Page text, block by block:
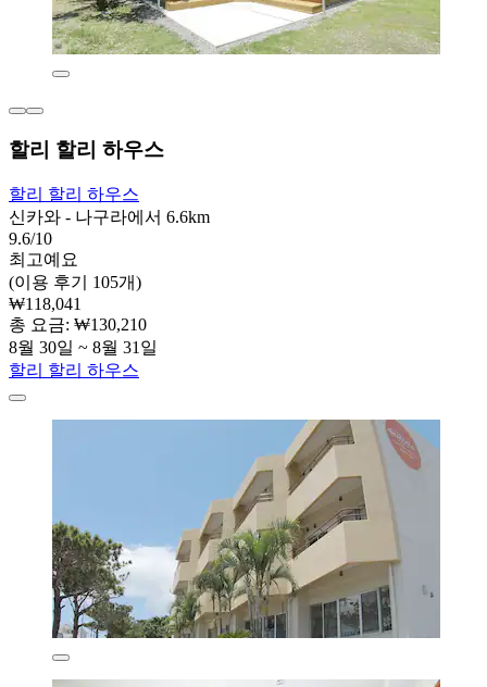
할리 할리 하우스
할리 할리 하우스
신카와 - 나구라에서 6.6km
9.6/10
최고예요
(이용 후기 105개)
₩118,041
총 요금: ₩130,210
8월 30일 ~ 8월 31일
할리 할리 하우스